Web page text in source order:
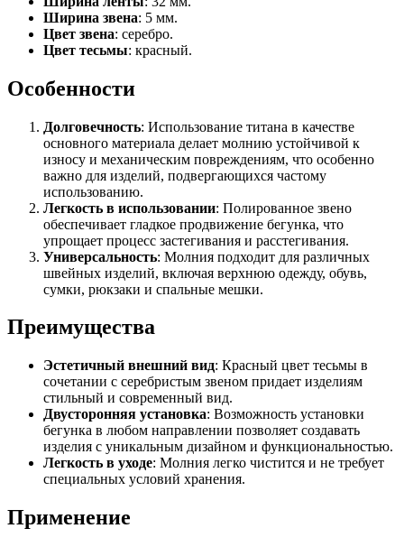
Ширина звена: 5 мм.
Цвет звена: серебро.
Цвет тесьмы: красный.
Особенности
Долговечность: Использование титана в качестве
основного материала делает молнию устойчивой к
износу и механическим повреждениям, что особенно
важно для изделий, подвергающихся частому
использованию.
Легкость в использовании: Полированное звено
обеспечивает гладкое продвижение бегунка, что
упрощает процесс застегивания и расстегивания.
Универсальность: Молния подходит для различных
швейных изделий, включая верхнюю одежду, обувь,
сумки, рюкзаки и спальные мешки.
Преимущества
Эстетичный внешний вид: Красный цвет тесьмы в
сочетании с серебристым звеном придает изделиям
стильный и современный вид.
Двусторонняя установка: Возможность установки
бегунка в любом направлении позволяет создавать
изделия с уникальным дизайном и функциональностью.
Легкость в уходе: Молния легко чистится и не требует
специальных условий хранения.
Применение